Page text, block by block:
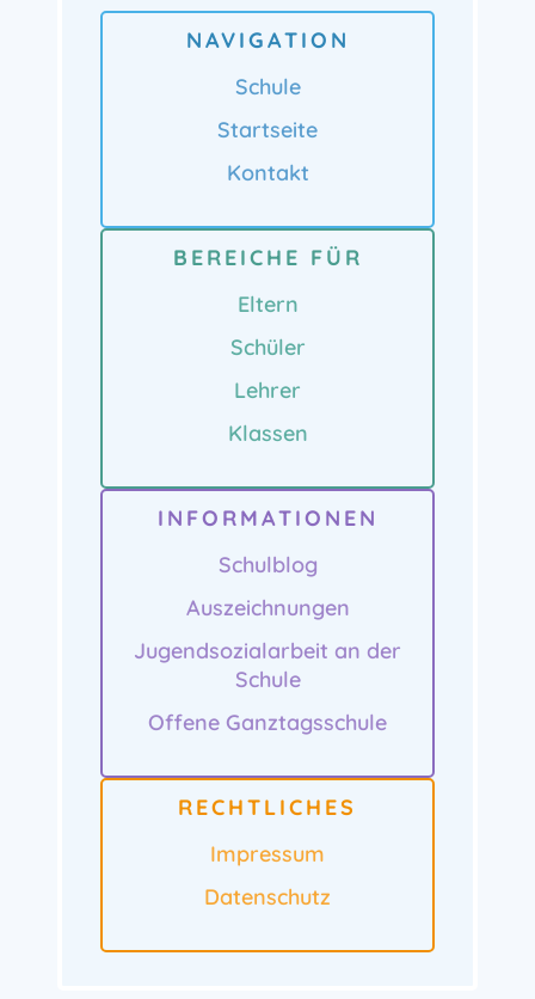
NAVIGATION
Schule
Startseite
Kontakt
BEREICHE FÜR
Eltern
Schüler
Lehrer
Klassen
INFORMATIONEN
Schulblog
Auszeichnungen
Jugendsozialarbeit an der
Schule
Offene Ganztagsschule
RECHTLICHES
Impressum
Datenschutz